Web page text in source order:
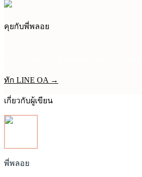
คุยกับพี่พลอย
ทัก LINE OA →
เกี่ยวกับผู้เขียน
พี่พลอย